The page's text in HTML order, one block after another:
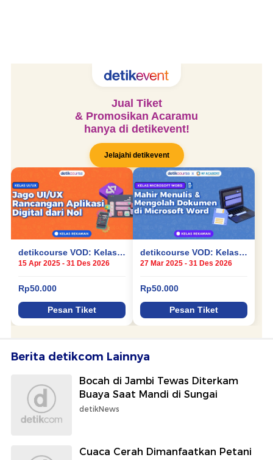
Berita detikcom Lainnya
Bocah di Jambi Tewas Diterkam
Buaya Saat Mandi di Sungai
detikNews
Cuaca Cerah Dimanfaatkan Petani